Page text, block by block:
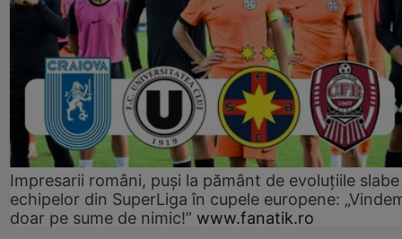
Impresarii români, puși la pământ de evoluțiile slabe
echipelor din SuperLiga în cupele europene:
doar pe sume de nimic!” www.fanatik.ro